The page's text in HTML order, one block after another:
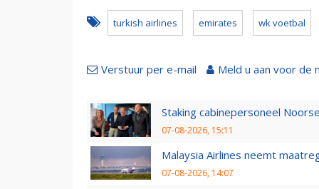
turkish airlines emirates wk voetbal
Verstuur per e-mail Meld u aan voor de
Staking cabinepersoneel
07-08-2026, 15:11
Malaysia Airlines neemt
07-08-2026, 14:07